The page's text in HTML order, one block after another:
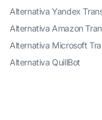
Alternativa Yandex
Alternativa Amazon
Alternativa Microsoft
Alternativa QuillBot